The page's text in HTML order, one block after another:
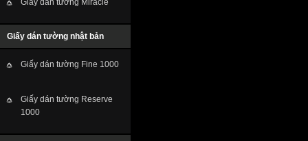
Giấy dán tường Miracle
Giấy dán tường nhật bản
Giấy dán tường Fine 1000
Giấy dán tường Reserve
1000